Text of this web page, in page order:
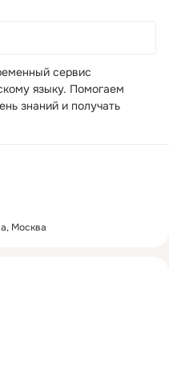
сервис
языку. Помогаем
знаний и получать
Москва